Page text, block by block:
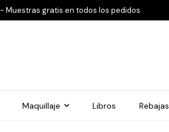
- Muestras gratis en todos los pedidos
Maquillaje Libros Rebajas